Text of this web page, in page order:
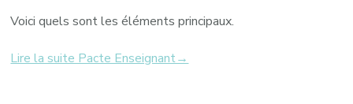
Voici quels sont les éléments principaux.
Lire la suite Pacte Enseignant→